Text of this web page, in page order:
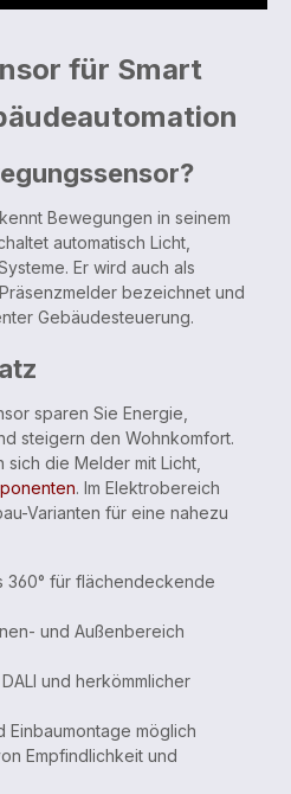
für Smart
Bewegungen in seinem
automatisch Licht,
Er wird auch als
bezeichnet und
Gebäudesteuerung.
sparen Sie Energie,
steigern den Wohnkomfort.
sich die Melder mit Licht,
. Im Elektrobereich
Varianten für eine nahezu
360° für flächendeckende
und Außenbereich
und herkömmlicher
Einbaumontage möglich
Empfindlichkeit und